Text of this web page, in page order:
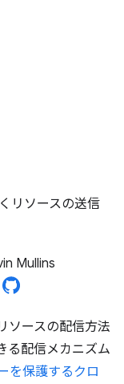
リソースの送信
Mullins
ソースの配信方法
る配信メカニズム
を保護するクロ